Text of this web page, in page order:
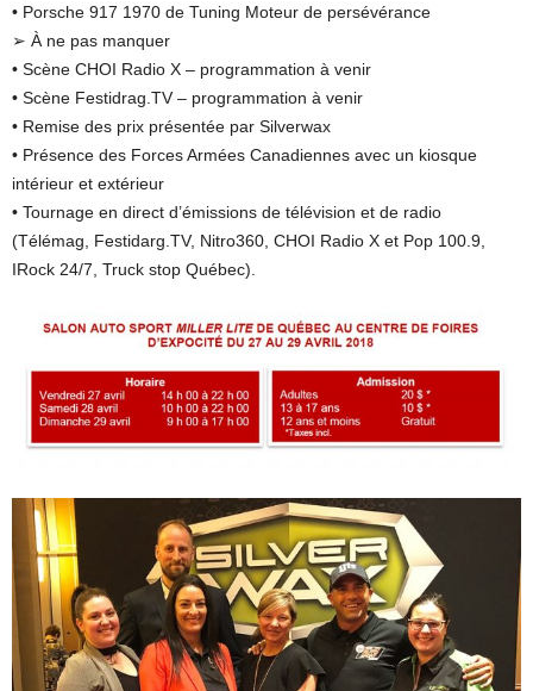
• Porsche 917 1970 de Tuning Moteur de persévérance
➢ À ne pas manquer
• Scène CHOI Radio X – programmation à venir
• Scène Festidrag.TV – programmation à venir
• Remise des prix présentée par Silverwax
• Présence des Forces Armées Canadiennes avec un kiosque
intérieur et extérieur
• Tournage en direct d’émissions de télévision et de radio
(Télémag, Festidarg.TV, Nitro360, CHOI Radio X et Pop 100.9,
IRock 24/7, Truck stop Québec).